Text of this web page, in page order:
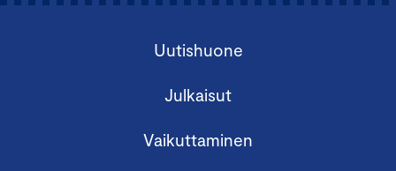
Uutishuone
Julkaisut
Vaikuttaminen